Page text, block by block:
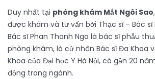
Duy nhất tại phòng khám Mắt Ngôi Sao
được khám và tư vấn bởi Thạc sĩ – Bác sĩ
Bác sĩ Phan Thanh Nga là bác sĩ phẫu
phòng khám, là cử nhân Bác sĩ Đa Khoa
Khoa của Đại học Y Hà Nội, có gần 20
động trong ngành.